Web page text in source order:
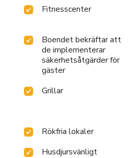
Fitnesscenter
Boendet bekräftar att
de implementerar
säkerhetsåtgärder för
gäster
Grillar
Rökfria lokaler
Husdjursvänligt